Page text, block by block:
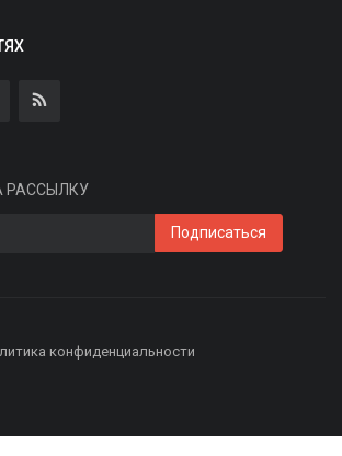
РАССЫЛКУ
Подписаться
конфиденциальности